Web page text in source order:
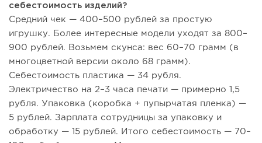
себестоимость изделий?
Средний чек — 400–500 рублей за простую
игрушку. Более интересные модели уходят за 800–
900 рублей. Возьмем скунса: вес 60–70 грамм (в
многоцветной версии около 68 грамм).
Себестоимость пластика — 34 рубля.
Электричество на 2–3 часа печати — примерно 1,5
рубля. Упаковка (коробка + пупырчатая пленка) —
5 рублей. Зарплата сотрудницы за упаковку и
обработку — 15 рублей. Итого себестоимость — 70–